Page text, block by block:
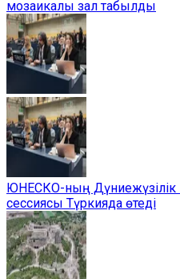
мозаикалы зал табылды
ЮНЕСКО-ның Дүниежүзілік
сессиясы Түркияда өтеді